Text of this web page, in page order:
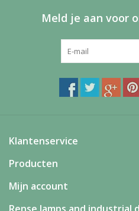
Meld je aan voor
Klantenservice
Producten
Mijn account